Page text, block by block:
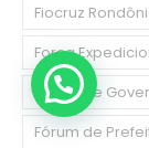
Fiocruz
Força
Fórum de
Fórum de